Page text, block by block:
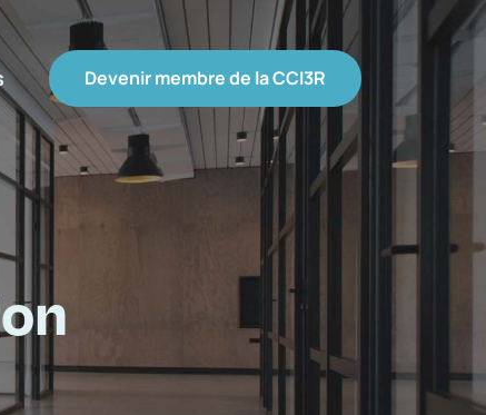
Devenir membre de la CCI3R